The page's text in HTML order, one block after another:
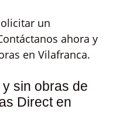
un
ahora y
en Vilafranca.
sin obras de
Direct en